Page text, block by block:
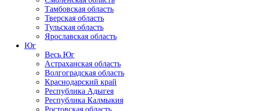
Тамбовская область
Тверская область
Тульская область
Ярославская область
Юг
Весь Юг
Астраханская область
Волгоградская область
Краснодарский край
Республика Адыгея
Республика Калмыкия
Ростовская область